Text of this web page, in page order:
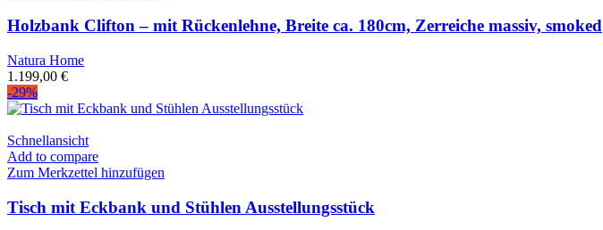
Holzbank Clifton – mit Rückenlehne, Breite ca. 180cm, Zerreiche massiv, smoked
Natura Home
1.199,00 €
-29%
Schnellansicht
Add to compare
Zum Merkzettel hinzufügen
Tisch mit Eckbank und Stühlen Ausstellungsstück